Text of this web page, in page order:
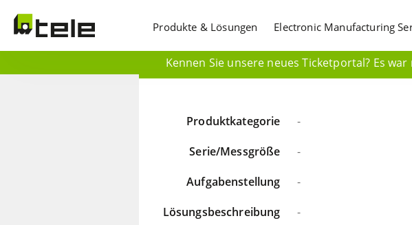
Kennen Sie unsere neues Ticketportal? Es
Produkte & Lösungen Electronic Manufacturing
Produktkategorie
-
Serie/Messgröße
-
Aufgabenstellung
-
Lösungsbeschreibung
-